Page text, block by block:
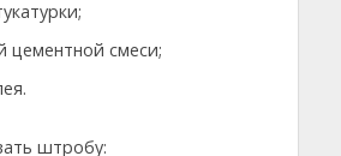
цементной смеси;
штробу: